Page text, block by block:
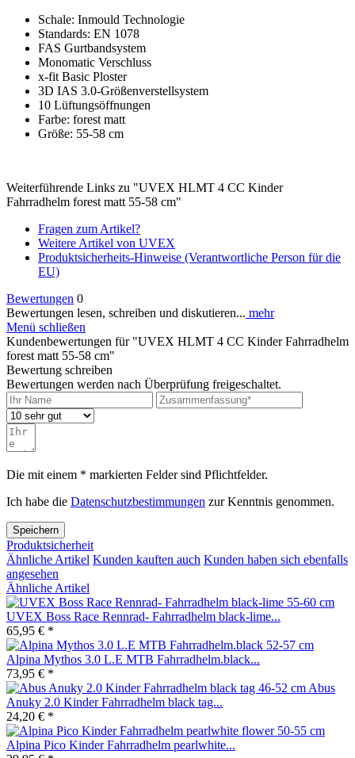
Schale: Inmould Technologie
Standards: EN 1078
FAS Gurtbandsystem
Monomatic Verschluss
x-fit Basic Ploster
3D IAS 3.0-Größenverstellsystem
10 Lüftungsöffnungen
Farbe: forest matt
Größe: 55-58 cm
Weiterführende Links zu "UVEX HLMT 4 CC Kinder
Fahrradhelm forest matt 55-58 cm"
Fragen zum Artikel?
Weitere Artikel von UVEX
Produktsicherheits-Hinweise (Verantwortliche Person für die
EU)
Bewertungen 0
Bewertungen lesen, schreiben und diskutieren... mehr
Menü schließen
Kundenbewertungen für "UVEX HLMT 4 CC Kinder Fahrradhelm
forest matt 55-58 cm"
Bewertung schreiben
Bewertungen werden nach Überprüfung freigeschaltet.
Die mit einem * markierten Felder sind Pflichtfelder.
Ich habe die Datenschutzbestimmungen zur Kenntnis genommen.
Speichern
Produktsicherheit
Ähnliche Artikel Kunden kauften auch Kunden haben sich ebenfalls
angesehen
Ähnliche Artikel
UVEX Boss Race Rennrad- Fahrradhelm black-lime...
65,95 € *
Alpina Mythos 3.0 L.E MTB Fahrradhelm.black...
73,95 € *
Abus
Anuky 2.0 Kinder Fahrradhelm black tag...
24,20 € *
Alpina Pico Kinder Fahrradhelm pearlwhite...